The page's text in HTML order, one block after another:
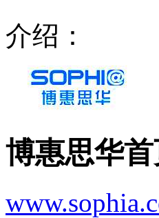
介绍：
博惠思华